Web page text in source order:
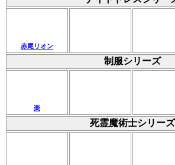
赤尾リオン
制服シリーズ
楽
死霊魔術士シリーズ